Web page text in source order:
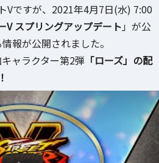
Vですが、2021年4月7日(水) 7:00
V スプリングアップデート 」が公
報が公開されました。
ャラクター第2弾 「ローズ」の配